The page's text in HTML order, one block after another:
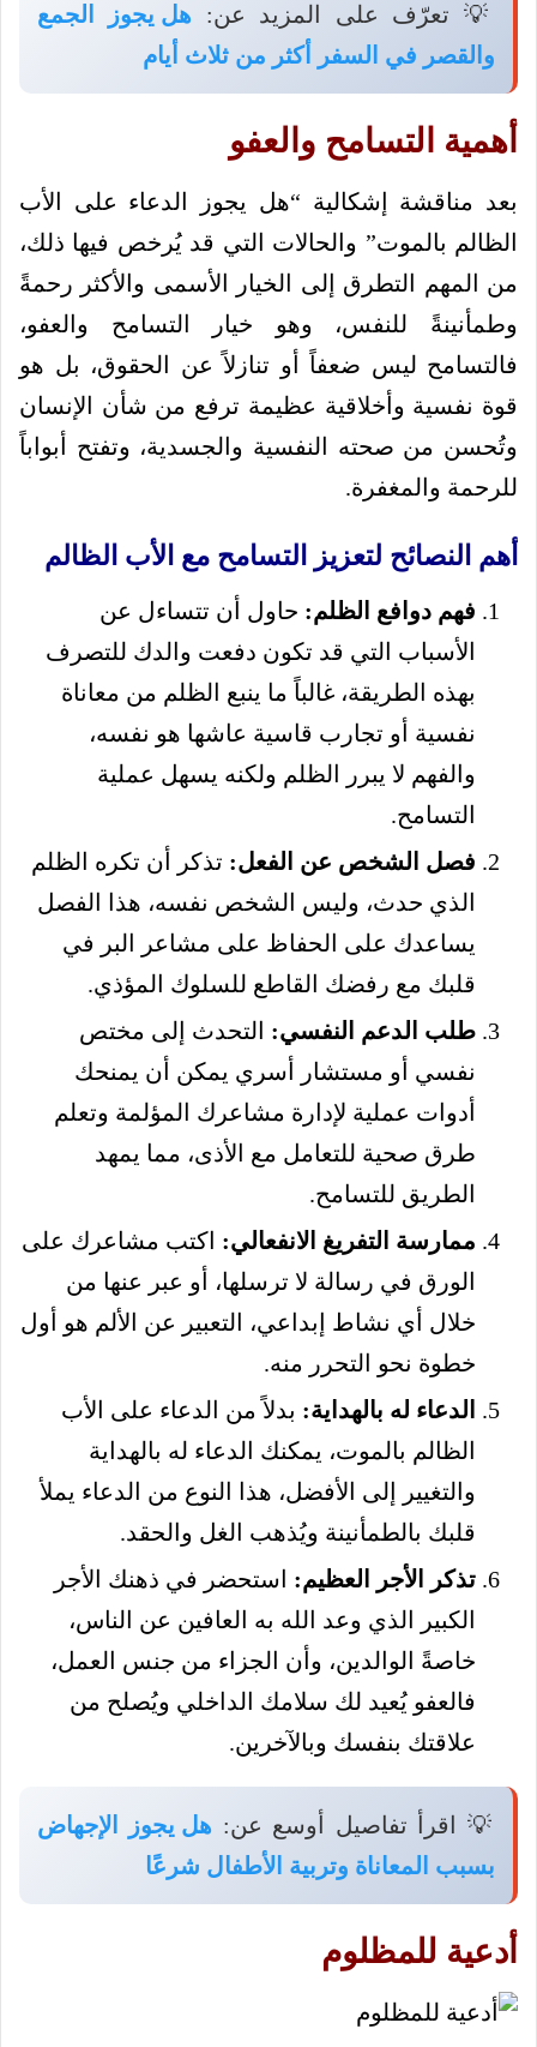
💡 تعرّف على المزيد عن: هل يجوز الجمع
والقصر في السفر أكثر من ثلاث أيام
أهمية التسامح والعفو
بعد مناقشة إشكالية “هل يجوز الدعاء على الأب
الظالم بالموت” والحالات التي قد يُرخص فيها ذلك،
من المهم التطرق إلى الخيار الأسمى والأكثر رحمةً
وطمأنينةً للنفس، وهو خيار التسامح والعفو،
فالتسامح ليس ضعفاً أو تنازلاً عن الحقوق، بل هو
قوة نفسية وأخلاقية عظيمة ترفع من شأن الإنسان
وتُحسن من صحته النفسية والجسدية، وتفتح أبواباً
للرحمة والمغفرة.
أهم النصائح لتعزيز التسامح مع الأب الظالم
فهم دوافع الظلم: حاول أن تتساءل عن
الأسباب التي قد تكون دفعت والدك للتصرف
بهذه الطريقة، غالباً ما ينبع الظلم من معاناة
نفسية أو تجارب قاسية عاشها هو نفسه،
والفهم لا يبرر الظلم ولكنه يسهل عملية
التسامح.
فصل الشخص عن الفعل: تذكر أن تكره الظلم
الذي حدث، وليس الشخص نفسه، هذا الفصل
يساعدك على الحفاظ على مشاعر البر في
قلبك مع رفضك القاطع للسلوك المؤذي.
طلب الدعم النفسي: التحدث إلى مختص
نفسي أو مستشار أسري يمكن أن يمنحك
أدوات عملية لإدارة مشاعرك المؤلمة وتعلم
طرق صحية للتعامل مع الأذى، مما يمهد
الطريق للتسامح.
ممارسة التفريغ الانفعالي: اكتب مشاعرك على
الورق في رسالة لا ترسلها، أو عبر عنها من
خلال أي نشاط إبداعي، التعبير عن الألم هو أول
خطوة نحو التحرر منه.
الدعاء له بالهداية: بدلاً من الدعاء على الأب
الظالم بالموت، يمكنك الدعاء له بالهداية
والتغيير إلى الأفضل، هذا النوع من الدعاء يملأ
قلبك بالطمأنينة ويُذهب الغل والحقد.
تذكر الأجر العظيم: استحضر في ذهنك الأجر
الكبير الذي وعد الله به العافين عن الناس،
خاصةً الوالدين، وأن الجزاء من جنس العمل،
فالعفو يُعيد لك سلامك الداخلي ويُصلح من
علاقتك بنفسك وبالآخرين.
💡 اقرأ تفاصيل أوسع عن: هل يجوز الإجهاض
بسبب المعاناة وتربية الأطفال شرعًا
أدعية للمظلوم